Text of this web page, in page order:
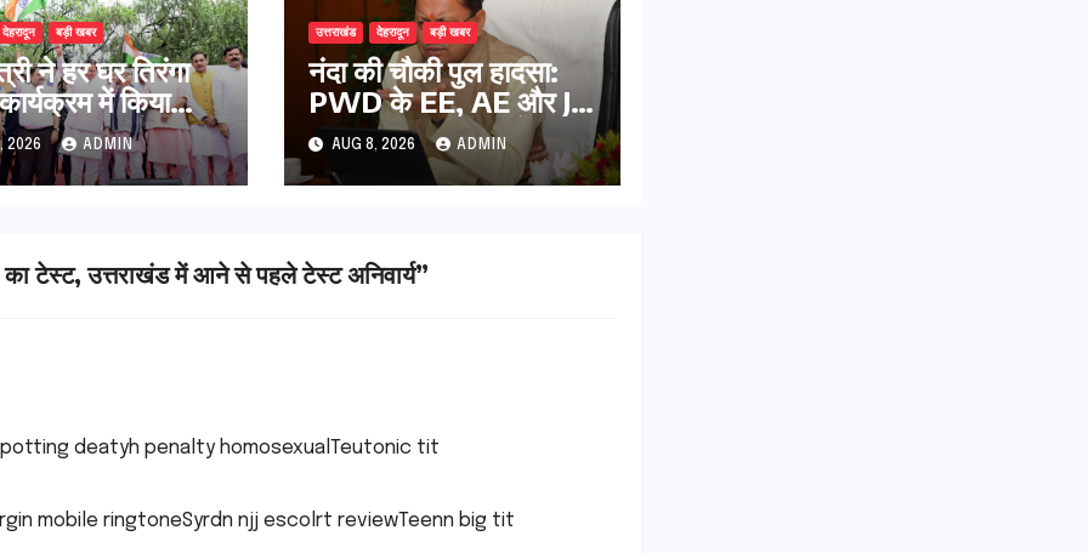
देहरादून बड़ी खबर
ने हर घर तिरंगा
में किया
ने
से स्वतंत्रता
अपने घरों में तिरंगा
2026 ADMIN
उत्तराखंड देहरादून बड़ी खबर
नंदा की चौकी पुल हादसा:
PWD के EE, AE और JE
निलंबित, सीएम धामी के
निर्देश पर सख्त कार्रवाई
AUG 8, 2026 ADMIN
टेस्ट, उत्तराखंड में आने से पहले टेस्ट अनिवार्य”
deatyh penalty homosexualTeutonic tit
mobile ringtoneSyrdn njj escolrt reviewTeenn big tit